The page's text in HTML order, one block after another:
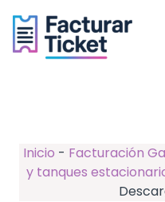
contenido
Inicio - Facturación
y tanques